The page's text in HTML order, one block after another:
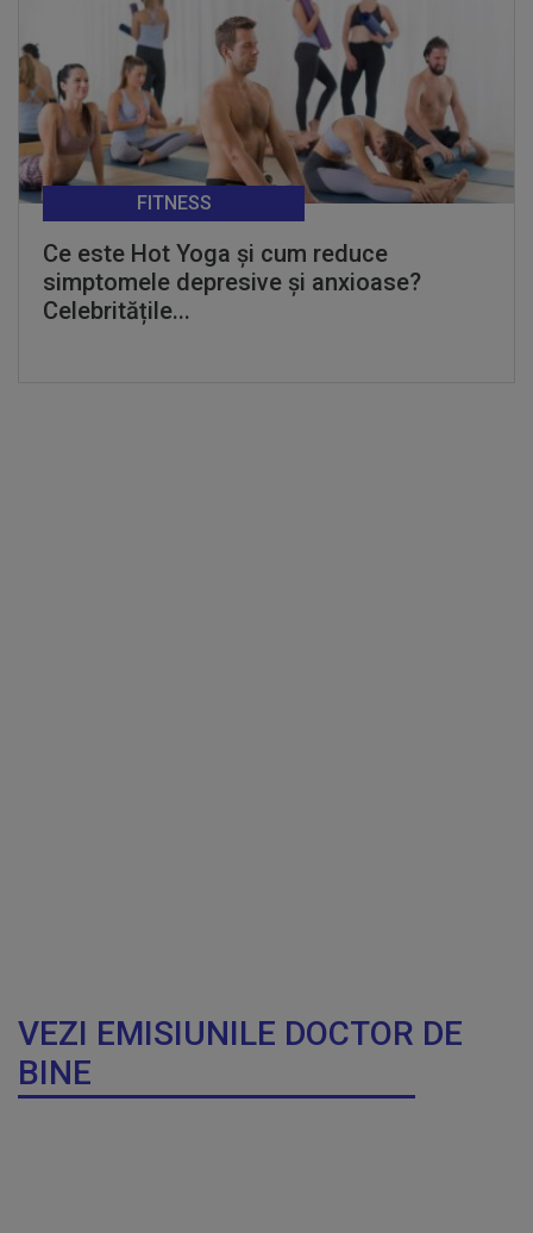
Ce este Hot Yoga și cum reduce
simptomele depresive și anxioase?
Celebritățile...
FITNESS
VEZI EMISIUNILE DOCTOR DE
BINE